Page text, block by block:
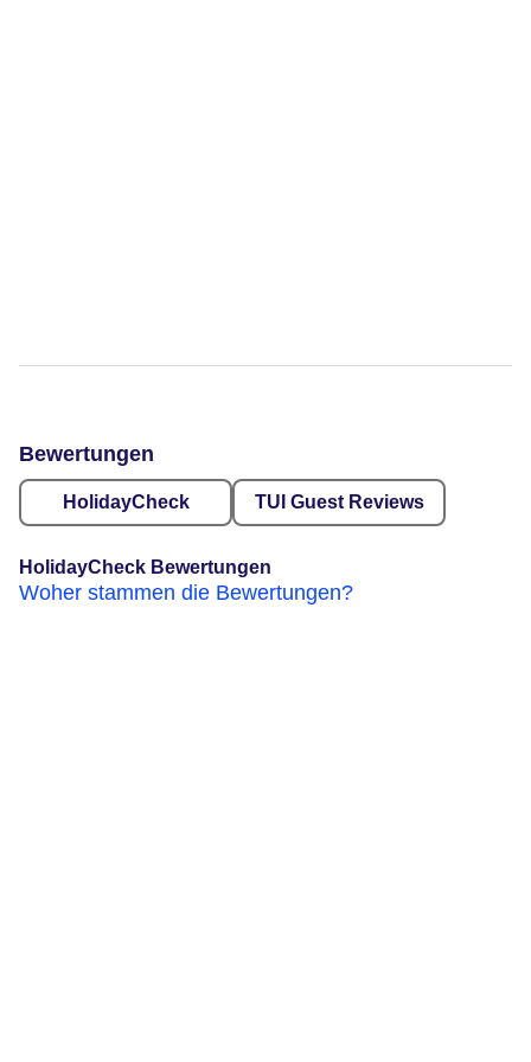
Bewertungen
HolidayCheck TUI Guest Reviews
HolidayCheck Bewertungen
Woher stammen die Bewertungen?